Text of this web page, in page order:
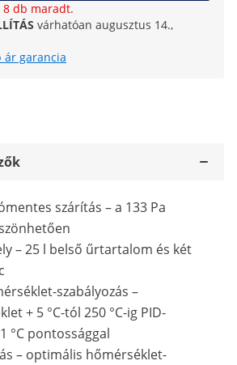
8 db maradt.
várhatóan augusztus 14.,
ár garancia
szárítás – a 133 Pa
– 25 l belső űrtartalom és két
szabályozás –
+ 5 °C-tól 250 °C-ig PID-
°C pontossággal
– optimális hőmérséklet-